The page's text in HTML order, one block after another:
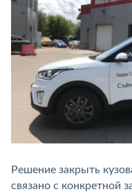
Решение закрыть
связано с конкретной